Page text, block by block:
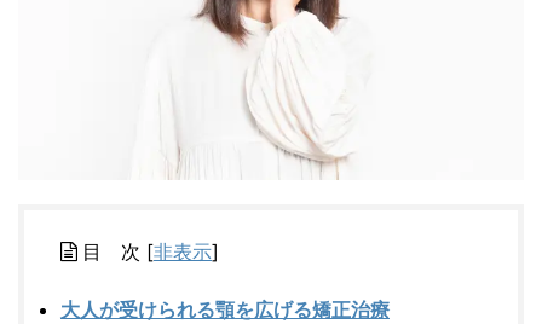
目 次 [非表示]
大人が受けられる顎を広げる矯正治療